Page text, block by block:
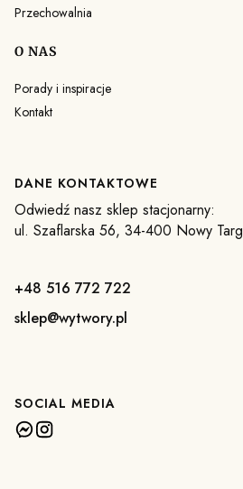
Przechowalnia
O NAS
Porady i inspiracje
Kontakt
DANE KONTAKTOWE
Odwiedź nasz sklep stacjonarny:
ul. Szaflarska 56, 34-400 Nowy Targ
+48 516 772 722
sklep@wytwory.pl
SOCIAL MEDIA